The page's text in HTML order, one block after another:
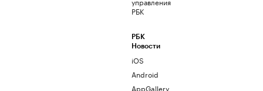
РБК
РБК
Новости
iOS
Android
AppGallery